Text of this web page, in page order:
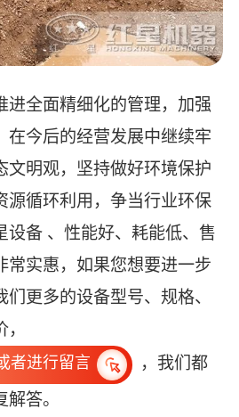
进全面精细化的管理，加强
在今后的经营发展中继续牢
文明观，坚持做好环境保护
源循环利用，争当行业环保
设备 、性能好、耗能低、售
常实惠，如果您想要进一步
更多的设备型号、规格、
者进行留言
，我们都
答。